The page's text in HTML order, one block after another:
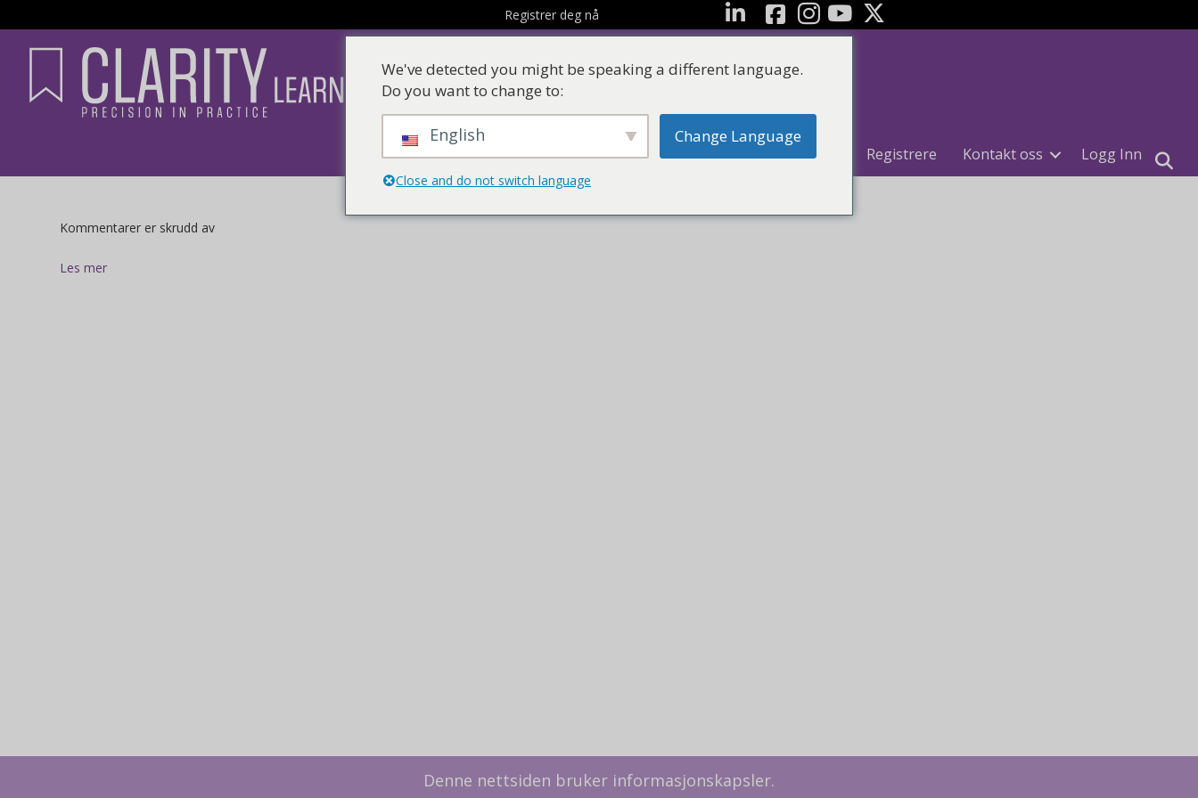
Registrer deg nå LinkedInFacebook YouTube
Ressurser Læringssuiter Registrere Kontakt oss Logg Inn
Kommentarer er skrudd avfor
Les mer
We've detected you might be speaking a different language.
Do you want to change to:
English Change Language
Close and do not switch language
Denne nettsiden bruker informasjonskapsler.